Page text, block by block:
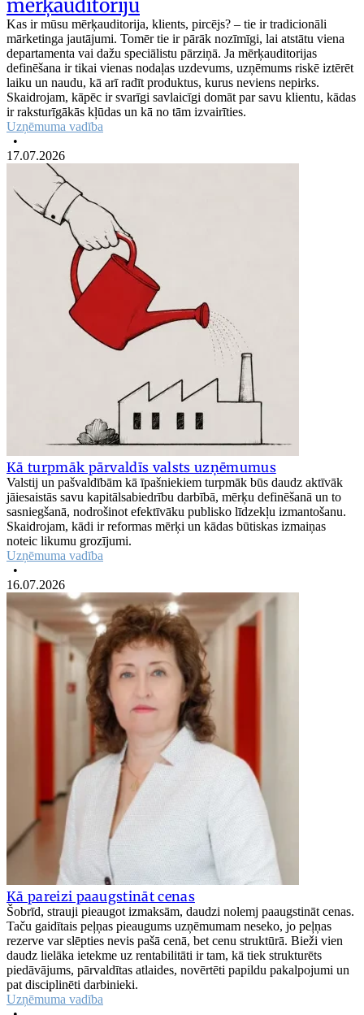
mērķauditoriju
Kas ir mūsu mērķauditorija, klients, pircējs? – tie ir tradicionāli
mārketinga jautājumi. Tomēr tie ir pārāk nozīmīgi, lai atstātu viena
departamenta vai dažu speciālistu pārziņā. Ja mērķauditorijas
definēšana ir tikai vienas nodaļas uzdevums, uzņēmums riskē iztērēt
laiku un naudu, kā arī radīt produktus, kurus neviens nepirks.
Skaidrojam, kāpēc ir svarīgi savlaicīgi domāt par savu klientu, kādas
ir raksturīgākās kļūdas un kā no tām izvairīties.
Uzņēmuma vadība
•
17.07.2026
Kā turpmāk pārvaldīs valsts uzņēmumus
Valstij un pašvaldībām kā īpašniekiem turpmāk būs daudz aktīvāk
jāiesaistās savu kapitālsabiedrību darbībā, mērķu definēšanā un to
sasniegšanā, nodrošinot efektīvāku publisko līdzekļu izmantošanu.
Skaidrojam, kādi ir reformas mērķi un kādas būtiskas izmaiņas
noteic likumu grozījumi.
Uzņēmuma vadība
•
16.07.2026
Kā pareizi paaugstināt cenas
Šobrīd, strauji pieaugot izmaksām, daudzi nolemj paaugstināt cenas.
Taču gaidītais peļņas pieaugums uzņēmumam neseko, jo peļņas
rezerve var slēpties nevis pašā cenā, bet cenu struktūrā. Bieži vien
daudz lielāka ietekme uz rentabilitāti ir tam, kā tiek strukturēts
piedāvājums, pārvaldītas atlaides, novērtēti papildu pakalpojumi un
pat disciplinēti darbinieki.
Uzņēmuma vadība